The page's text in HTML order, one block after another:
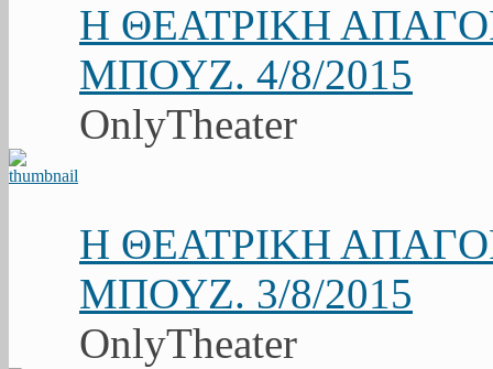
Η ΘΕΑΤΡΙΚΗ
ΜΠΟΥΖ. 4/8/2015
OnlyTheater
Η ΘΕΑΤΡΙΚΗ
ΜΠΟΥΖ. 3/8/2015
OnlyTheater